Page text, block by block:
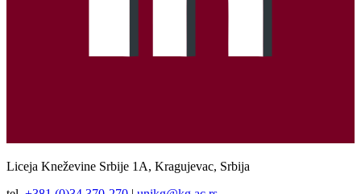
Liceja Kneževine Srbije 1A, Kragujevac, Srbija